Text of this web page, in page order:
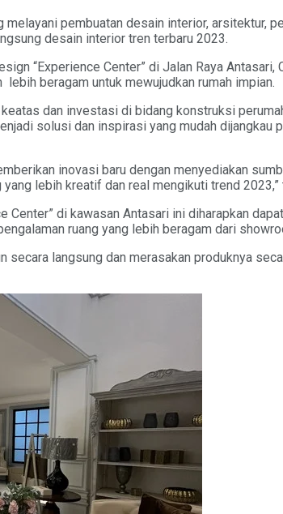
pembuatan desain interior, arsitektur,
desain interior tren terbaru 2023.
“Experience Center” di Jalan Raya
beragam untuk mewujudkan rumah impian.
dan investasi di bidang konstruksi
solusi dan inspirasi yang mudah dijangkau
inovasi baru dengan menyediakan
lebih kreatif dan real mengikuti trend 2023,”
di kawasan Antasari ini diharapkan
ruang yang lebih beragam dari
langsung dan merasakan produknya